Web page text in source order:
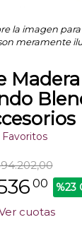
la imagen
meramente
Favoritos
00 %23
cuotas